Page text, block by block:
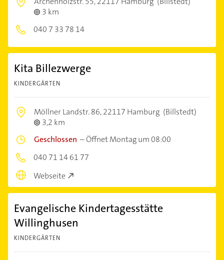
3 km
040 7 33 78 14
Kita Billezwerge
KINDERGÄRTEN
Möllner Landstr. 86,22117 Hamburg (Billstedt)
3,2 km
Geschlossen –Öffnet Montag um 08:00
040 71 14 61 77
Webseite
Evangelische Kindertagesstätte
Willinghusen
KINDERGÄRTEN